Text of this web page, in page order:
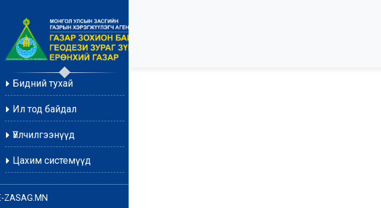
Бидний тухай
Ил тод байдал
Үйлчилгээнүүд
Цахим системүүд
ZASAG.MN